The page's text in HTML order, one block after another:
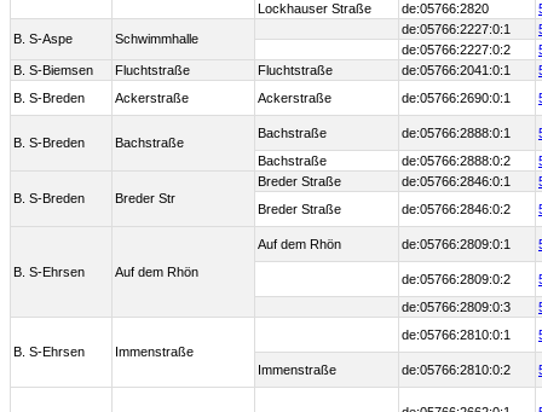
Lockhauser Straße
de:05766:2820
B. S-Aspe Schwimmhalle
de:05766:2227:0:1
de:05766:2227:0:2
B. S-Biemsen
Fluchtstraße Fluchtstraße de:05766:2041:0:1
B. S-Breden
Ackerstraße Ackerstraße de:05766:2690:0:1
B. S-Breden Bachstraße
Bachstraße de:05766:2888:0:1
Bachstraße
de:05766:2888:0:2
B. S-Breden Breder Str
Breder Straße de:05766:2846:0:1
Breder Straße
de:05766:2846:0:2
B. S-Ehrsen Auf dem Rhön
Auf dem Rhön de:05766:2809:0:1
de:05766:2809:0:2
de:05766:2809:0:3
B. S-Ehrsen Immenstraße
de:05766:2810:0:1
Immenstraße de:05766:2810:0:2